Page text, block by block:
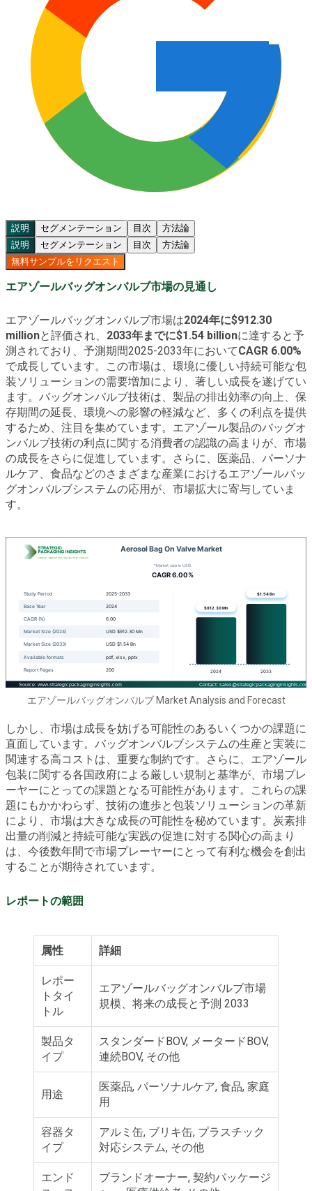
説明 セグメンテーション 目次
方法論
説明
セグメンテーション 目次
方法論
無料サンプルをリクエスト
エアゾールバッグオンバルブ市場の見通し
エアゾールバッグオンバルブ市場は2024年に$912.30
millionと評価され、 2033年までに$1.54 billionに達すると予
測されており、予測期間2025-2033年においてCAGR 6.00%
で成長しています。この市場は、環境に優しい持続可能な包
装ソリューションの需要増加により、著しい成長を遂げてい
ます。バッグオンバルブ技術は、製品の排出効率の向上、保
存期間の延長、環境への影響の軽減など、多くの利点を提供
するため、注目を集めています。エアゾール製品のバッグオ
ンバルブ技術の利点に関する消費者の認識の高まりが、市場
の成長をさらに促進しています。さらに、医薬品、パーソナ
ルケア、食品などのさまざまな産業におけるエアゾールバッ
グオンバルブシステムの応用が、市場拡大に寄与していま
す。
エアゾールバッグオンバルブ Market Analysis and Forecast
しかし、市場は成長を妨げる可能性のあるいくつかの課題に
直面しています。バッグオンバルブシステムの生産と実装に
関連する高コストは、重要な制約です。さらに、エアゾール
包装に関する各国政府による厳しい規制と基準が、市場プレ
ーヤーにとっての課題となる可能性があります。これらの課
題にもかかわらず、技術の進歩と包装ソリューションの革新
により、市場は大きな成長の可能性を秘めています。炭素排
出量の削減と持続可能な実践の促進に対する関心の高まり
は、今後数年間で市場プレーヤーにとって有利な機会を創出
することが期待されています。
レポートの範囲
属性 詳細
レポー
トタイ
トル
エアゾールバッグオンバルブ市場
規模、将来の成長と予測 2033
製品タ
イプ
スタンダードBOV, メータードBOV,
連続BOV, その他
用途
医薬品, パーソナルケア, 食品, 家庭
用
容器タ
イプ
アルミ缶, ブリキ缶, プラスチック
対応システム, その他
エンド
ブランドオーナー, 契約パッケージ